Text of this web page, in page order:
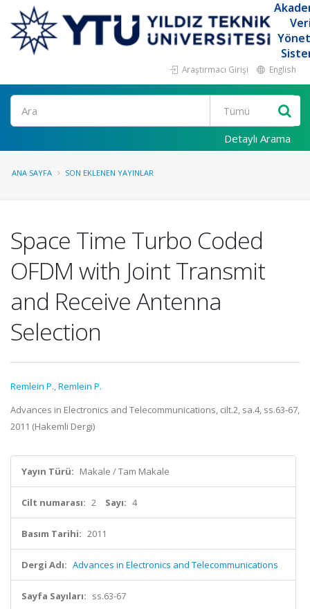
Araştırmacı Girişi English
Ara
Detaylı Arama
ANA SAYFA SON EKLENEN YAYINLAR
Space Time Turbo Coded
OFDM with Joint Transmit
and Receive Antenna
Selection
Remlein P.,Remlein P.
Advances in Electronics and Telecommunications, cilt.2, sa.4, ss.63-67,
2011 (Hakemli Dergi)
Yayın Türü: Makale / Tam Makale
Cilt numarası: 2 Sayı: 4
Basım Tarihi: 2011
Dergi Adı: Advances in Electronics and Telecommunications
Sayfa Sayıları: ss.63-67